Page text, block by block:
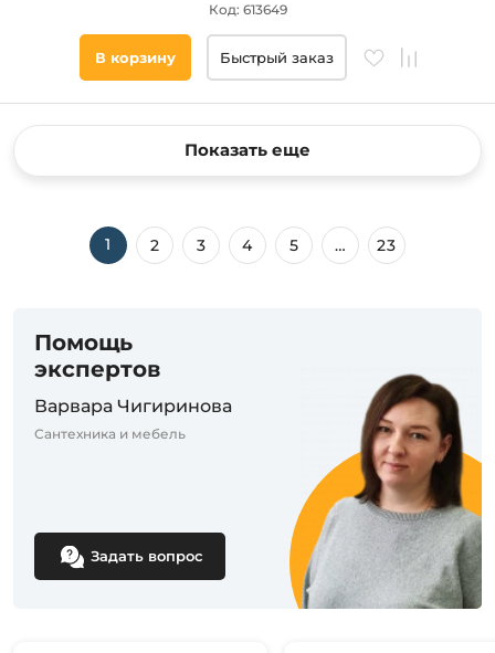
Код: 613649
В корзину Быстрый заказ
Показать еще
1 2 3 4 5 … 23
Помощь
экспертов
Варвара Чигиринова
Сантехника и мебель
Задать вопрос